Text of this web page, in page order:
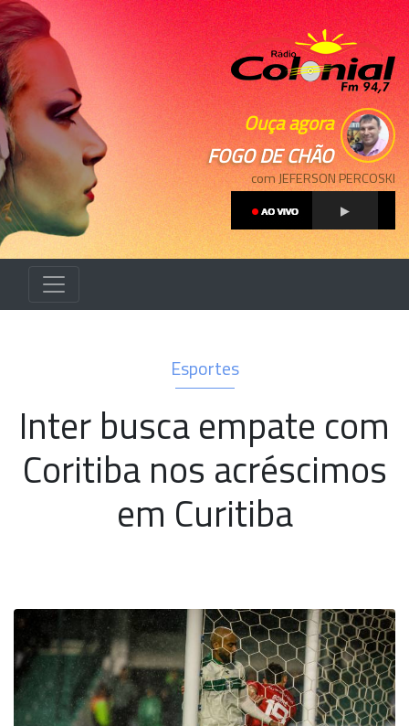
Ouça agora
FOGO DE CHÃO
com JEFERSON PERCOSKI
Esportes
Inter busca empate com
Coritiba nos acréscimos
em Curitiba